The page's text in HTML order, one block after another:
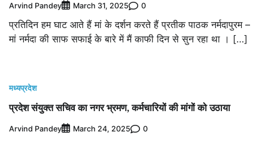
Arvind Pandey March 31, 2025 0
प्रतिदिन हम घाट आते हैं मां के दर्शन करते हैं प्रतीक पाठक नर्मदापुरम –
मां नर्मदा की साफ सफाई के बारे में मैं काफी दिन से सुन रहा था । […]
मध्यप्रदेश
प्रदेश संयुक्त सचिव का नगर भ्रमण, कर्मचारियों की मांगों को उठाया
Arvind Pandey March 24, 2025 0